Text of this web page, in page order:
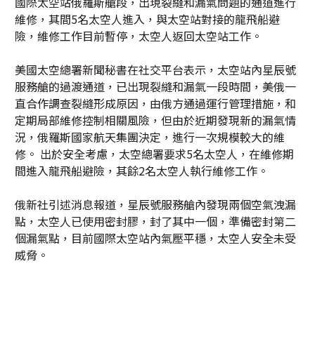
維修，其間5名太空人進入，與太空站對接的龍飛船避
險，維修工作目前暫停，太空人返回太空站工作。
美國太空總署新聞秘書在社交平台表示，太空站內星辰號
服務艙的過渡通道，已出現裂縫和漏氣一段時間，美俄一
直合作調查裂縫形成原因，由俄方通過運行管理措施，和
定期局部維修控制相關風險，但由於近期發現新的漏氣情
況，俄羅斯國家航天集團決定，進行一次規模較大的維
修。 出於安全考慮，太空總署要求5名太空人，在維修期
間進入龍飛船避險，其餘2名太空人執行維修工作。
俄新社引述消息報道，星辰號服務艙內發現兩個空氣洩漏
點，太空人已使用密封膠，封了其中一個，準備密封第二
個漏氣點，目前國際太空站內氣壓平穩，太空人安全未受
威脅。